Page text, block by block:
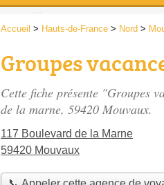
Accueil > Hauts-de-France > Nord >
Groupes
Cette fiche présente "Groupes
de la marne, 59420 Mouvaux.
117 Boulevard de la Marne
59420 Mouvaux